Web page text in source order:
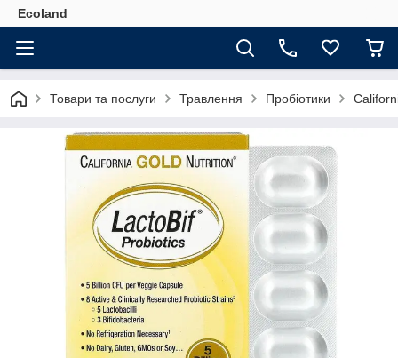
Ecoland
Товари та послуги Травлення Пробіотики